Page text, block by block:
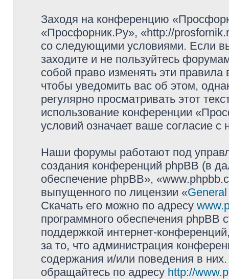
Заходя на конференцию
«Просфорник.Ру», «http://
со следующими условиями. Если
заходите и не пользуйтесь
собой право изменять эти
чтобы уведомить вас об этом,
регулярно просматривать этот
использование конференции
условий означает ваше согласие с
Наши форумы работают под
создания конференций phpBB (в
обеспечение phpBB»,
выпущенного по лицензии «
Скачать его можно по адресу
программного обеспечения phpBB
поддержкой интернет-
за то, что администрация
содержания и/или поведения в
обращайтесь по адресу http://